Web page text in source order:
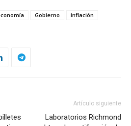
Gobierno inflación
Artículo siguiente
Laboratorios Richmond